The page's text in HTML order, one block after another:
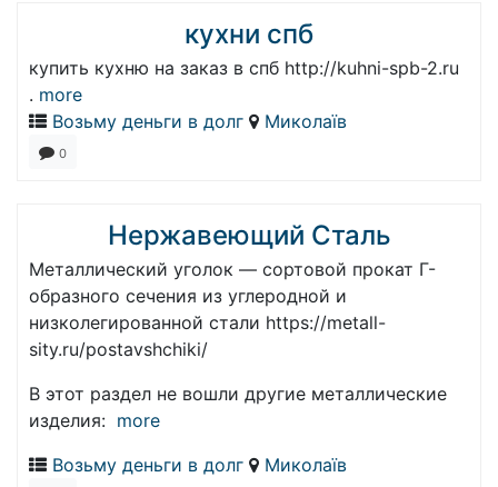
кухни спб
купить кухню на заказ в спб http://kuhni-spb-2.ru
. more
Возьму деньги в долг
Миколаїв
0
Нержавеющий Сталь
Металлический уголок — сортовой прокат Г-
образного сечения из углеродной и
низколегированной стали https://metall-
sity.ru/postavshchiki/
В этот раздел не вошли другие металлические
изделия: more
Возьму деньги в долг
Миколаїв